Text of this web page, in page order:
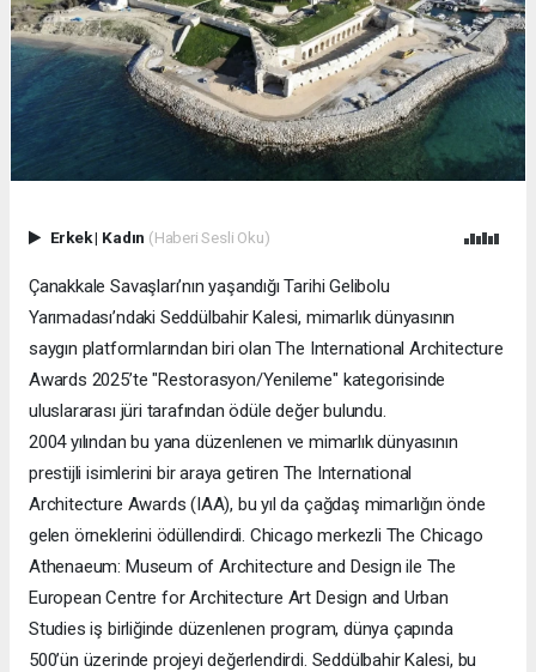
Erkek| Kadın (Haberi Sesli Oku)
Çanakkale Savaşları’nın yaşandığı Tarihi Gelibolu
Yarımadası’ndaki Seddülbahir Kalesi, mimarlık dünyasının
saygın platformlarından biri olan The International Architecture
Awards 2025’te "Restorasyon/Yenileme" kategorisinde
uluslararası jüri tarafından ödüle değer bulundu.
2004 yılından bu yana düzenlenen ve mimarlık dünyasının
prestijli isimlerini bir araya getiren The International
Architecture Awards (IAA), bu yıl da çağdaş mimarlığın önde
gelen örneklerini ödüllendirdi. Chicago merkezli The Chicago
Athenaeum: Museum of Architecture and Design ile The
European Centre for Architecture Art Design and Urban
Studies iş birliğinde düzenlenen program, dünya çapında
500’ün üzerinde projeyi değerlendirdi. Seddülbahir Kalesi, bu